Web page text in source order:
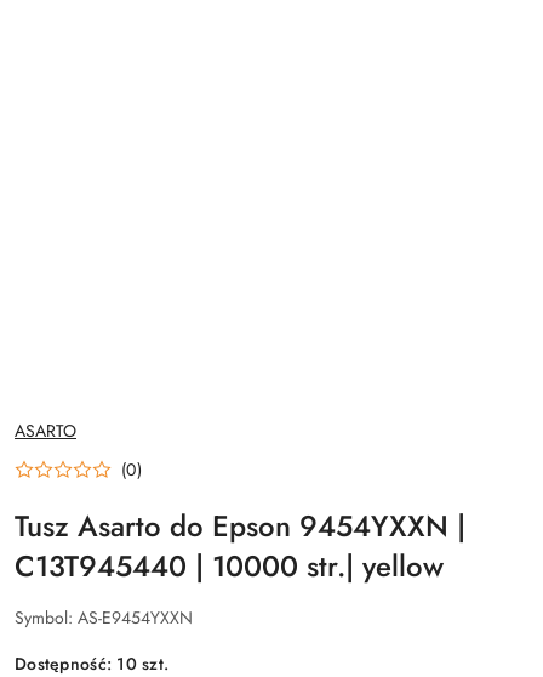
NAZWA
PRODUCENTA:
ASARTO
(0)
Tusz Asarto do Epson 9454YXXN |
C13T945440 | 10000 str.| yellow
Symbol: AS-E9454YXXN
Dostępność: 10szt.